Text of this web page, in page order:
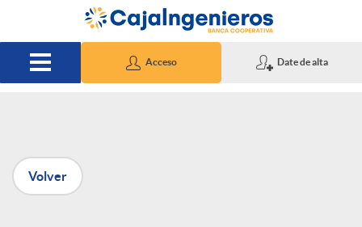
Saltar al contenido principal
Acceso Date de alta
P
u
Volver